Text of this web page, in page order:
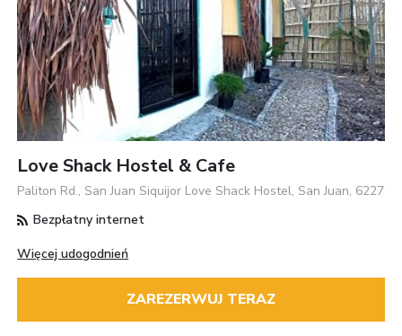
Love Shack Hostel & Cafe
Paliton Rd., San Juan Siquijor Love Shack Hostel, San Juan, 6227
Bezpłatny internet
Więcej udogodnień
ZAREZERWUJ TERAZ